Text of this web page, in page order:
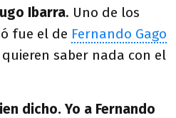
Ibarra. Uno de los
fue el de Fernando Gago
quieren saber nada con el
dicho. Yo a Fernando